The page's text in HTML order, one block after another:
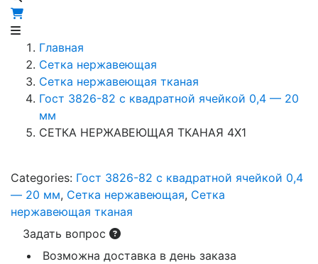
Главная
Сетка нержавеющая
Сетка нержавеющая тканая
Гост 3826-82 c квадратной ячейкой 0,4 — 20
мм
СЕТКА НЕРЖАВЕЮЩАЯ ТКАНАЯ 4X1
Categories: Гост 3826-82 c квадратной ячейкой 0,4
— 20 мм, Сетка нержавеющая, Сетка
нержавеющая тканая
Задать вопрос
Возможна доставка в день заказа